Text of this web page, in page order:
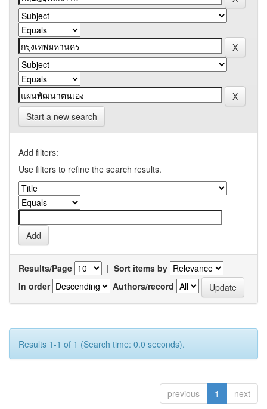
Start a new search
Add filters:
Use filters to refine the search results.
Results/Page | Sort items by
In order
Authors/record
Results 1-1 of 1 (Search time: 0.0 seconds).
previous 1 next